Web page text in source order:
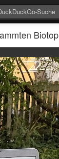
Biotop